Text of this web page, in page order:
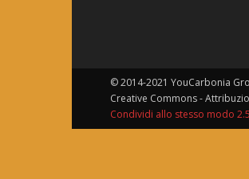
© 2014-2021 YouCarbonia
Creative Commons -
Condividi allo stesso modo 2.5